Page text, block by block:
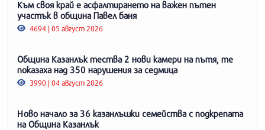
Към своя край е асфалтирането на важен пътен
участък в община Павел баня
4694 | 05 август 2026
Община Казанлък тества 2 нови камери на пътя, те
показаха над 350 нарушения за седмица
3990 | 04 август 2026
Ново начало за 36 казанлъшки семейства с подкрепата
на Община Казанлък